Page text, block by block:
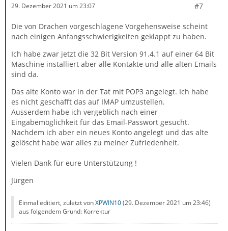
29. Dezember 2021 um 23:07 #7
Die von Drachen vorgeschlagene Vorgehensweise scheint
nach einigen Anfangsschwierigkeiten geklappt zu haben.
Ich habe zwar jetzt die 32 Bit Version 91.4.1 auf einer 64 Bit
Maschine installiert aber alle Kontakte und alle alten Emails
sind da.
Das alte Konto war in der Tat mit POP3 angelegt. Ich habe
es nicht geschafft das auf IMAP umzustellen.
Ausserdem habe ich vergeblich nach einer
Eingabemöglichkeit für das Email-Passwort gesucht.
Nachdem ich aber ein neues Konto angelegt und das alte
gelöscht habe war alles zu meiner Zufriedenheit.
Vielen Dank für eure Unterstützung !
Jürgen
Einmal editiert, zuletzt vonXPWIN10(29. Dezember 2021 um 23:46)
aus folgendem Grund: Korrektur